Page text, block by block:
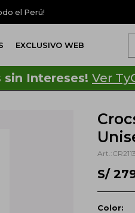
el Perú!
EXCLUSIVO WEB
sin Intereses! Ver
S/
Color: